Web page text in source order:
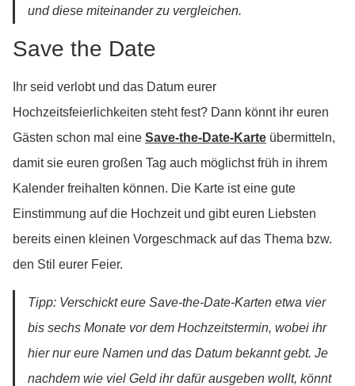
und diese miteinander zu vergleichen.
Save the Date
Ihr seid verlobt und das Datum eurer
Hochzeitsfeierlichkeiten steht fest? Dann könnt ihr euren
Gästen schon mal eine Save-the-Date-Karte übermitteln,
damit sie euren großen Tag auch möglichst früh in ihrem
Kalender freihalten können. Die Karte ist eine gute
Einstimmung auf die Hochzeit und gibt euren Liebsten
bereits einen kleinen Vorgeschmack auf das Thema bzw.
den Stil eurer Feier.
Tipp: Verschickt eure Save-the-Date-Karten etwa vier
bis sechs Monate vor dem Hochzeitstermin, wobei ihr
hier nur eure Namen und das Datum bekannt gebt. Je
nachdem wie viel Geld ihr dafür ausgeben wollt, könnt